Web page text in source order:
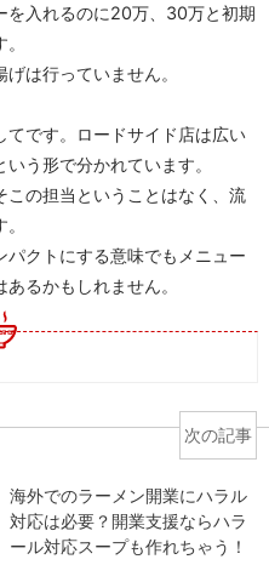
を入れるのに20万、30万と初期
は行っていません。
てです。ロードサイド店は広い
う形で分かれています。
の担当ということはなく、流
クトにする意味でもメニュー
るかもしれません。
次の記事
海外でのラーメン開業にハラル
対応は必要？開業支援ならハラ
ール対応スープも作れちゃう！